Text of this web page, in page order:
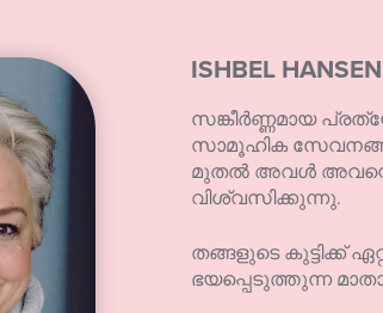
ISHBEL HANSEN
സങ്കീർണ്ണമായ
സാമൂഹിക
മുതൽ അവൾ അവന്റെ
വിശ്വസിക്കുന്നു.
തങ്ങളുടെ കുട്ടിക്ക്
ഭയപ്പെടുത്തുന്ന